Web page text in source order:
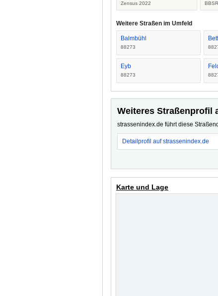
Zensus 2022
Weitere Straßen im Umfeld
Balmbühl
88273
Eyb
88273
Weiteres Straßenprofil
strassenindex.de führt diese
Detailprofil auf strassenindex.de
Karte und Lage